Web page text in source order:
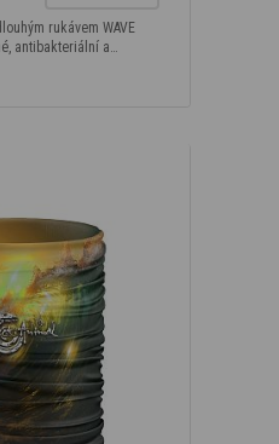
rukávem WAVE
antibakteriální a…